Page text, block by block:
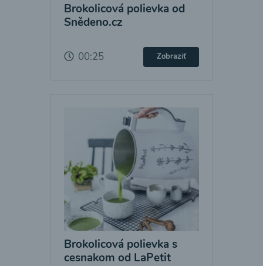
Brokolicová polievka od
Snědeno.cz
00:25 Zobraziť
Brokolicová polievka s
cesnakom od LaPetit